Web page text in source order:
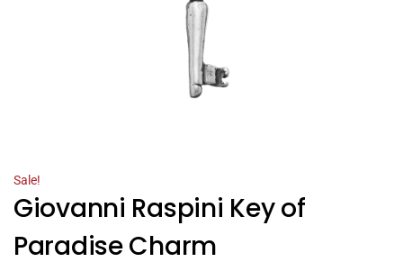
Sale!
Giovanni Raspini Key of
Paradise Charm